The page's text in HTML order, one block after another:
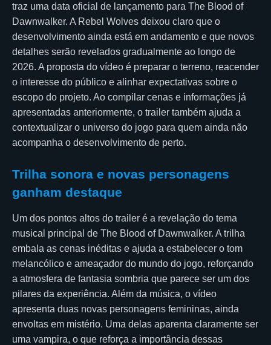
traz uma data oficial de lançamento para The Blood of
Dawnwalker. A Rebel Wolves deixou claro que o
desenvolvimento ainda está em andamento e que novos
detalhes serão revelados gradualmente ao longo de
2026. A proposta do vídeo é preparar o terreno, reacender
o interesse do público e alinhar expectativas sobre o
escopo do projeto. Ao compilar cenas e informações já
apresentadas anteriormente, o trailer também ajuda a
contextualizar o universo do jogo para quem ainda não
acompanha o desenvolvimento de perto.
Trilha sonora e novas personagens
ganham destaque
Um dos pontos altos do trailer é a revelação do tema
musical principal de The Blood of Dawnwalker. A trilha
embala as cenas inéditas e ajuda a estabelecer o tom
melancólico e ameaçador do mundo do jogo, reforçando
a atmosfera de fantasia sombria que parece ser um dos
pilares da experiência. Além da música, o vídeo
apresenta duas novas personagens femininas, ainda
envoltas em mistério. Uma delas aparenta claramente ser
uma vampira, o que reforça a importância dessas